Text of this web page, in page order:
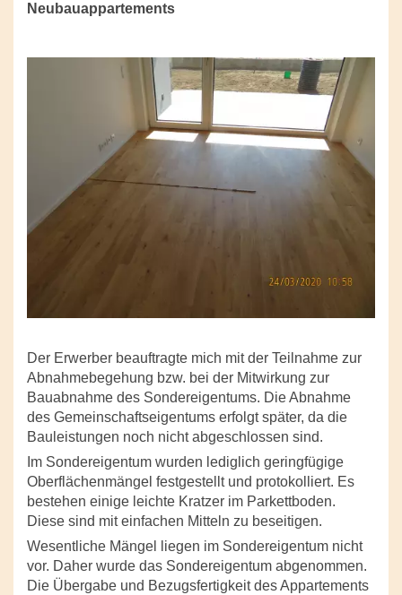
Neubauappartements
Der Erwerber beauftragte mich mit der Teilnahme zur
Abnahmebegehung bzw. bei der Mitwirkung zur
Bauabnahme des Sondereigentums. Die Abnahme
des Gemeinschaftseigentums erfolgt später, da die
Bauleistungen noch nicht abgeschlossen sind.
Im Sondereigentum wurden lediglich geringfügige
Oberflächenmängel festgestellt und protokolliert. Es
bestehen einige leichte Kratzer im Parkettboden.
Diese sind mit einfachen Mitteln zu beseitigen.
Wesentliche Mängel liegen im Sondereigentum nicht
vor. Daher wurde das Sondereigentum abgenommen.
Die Übergabe und Bezugsfertigkeit des Appartements